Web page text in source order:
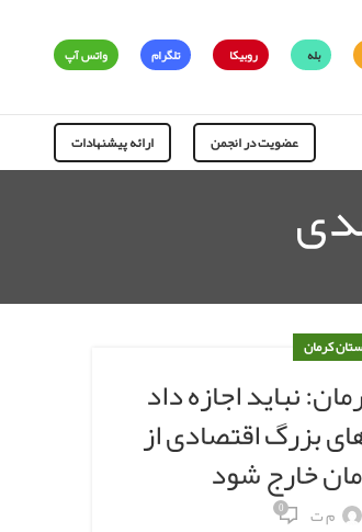
بله روبیکا تلگرام واتس آپ
عضویت در انجمن ارائه پیشنهادات
کرمان
نباید اجازه داد
بزرگ اقتصادی از
خارج شود
م ت 0